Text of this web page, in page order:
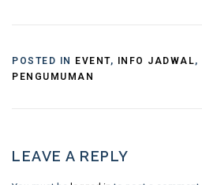
POSTED IN EVENT, INFO JADWAL,
PENGUMUMAN
LEAVE A REPLY